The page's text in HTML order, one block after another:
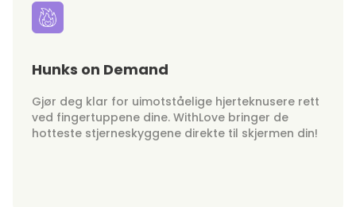
Hunks on Demand
Gjør deg klar for uimotståelige hjerteknusere rett
ved fingertuppene dine. WithLove bringer de
hotteste stjerneskyggene direkte til skjermen din!